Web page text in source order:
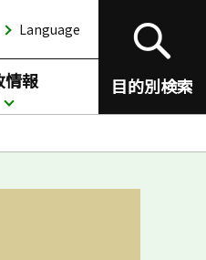
Language
目的別検索
情報